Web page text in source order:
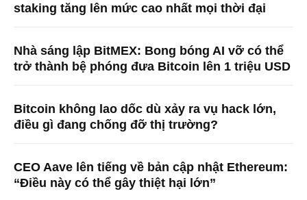
staking tăng lên mức cao nhất mọi thời đại
Nhà sáng lập BitMEX: Bong bóng AI vỡ có thể
trở thành bệ phóng đưa Bitcoin lên 1 triệu USD
Bitcoin không lao dốc dù xảy ra vụ hack lớn,
điều gì đang chống đỡ thị trường?
CEO Aave lên tiếng về bản cập nhật Ethereum:
“Điều này có thể gây thiệt hại lớn”